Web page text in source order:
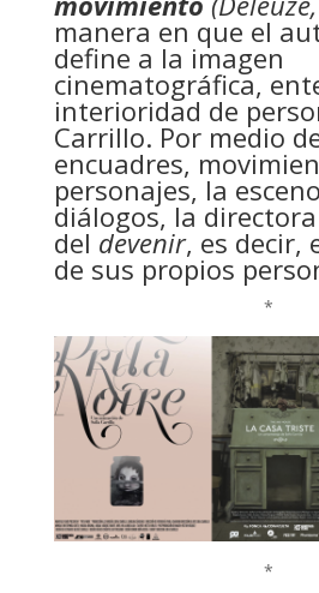
manera en que el
define a la imagen
cinematográfica,
interioridad de
Carrillo. Por medio
encuadres,
personajes, la
diálogos, la
del devenir, es decir,
de sus propios
*
*